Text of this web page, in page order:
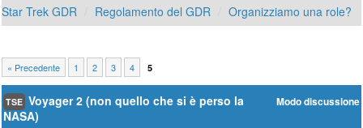
Star Trek GDR Regolamento del GDR Organizziamo una role?
« Precedente 1 2 3 4 5
Modo discussione
TSE Voyager 2 (non quello che si è perso la
NASA)